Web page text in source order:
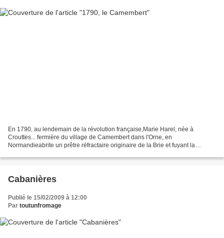
En 1790, au lendemain de la révolution française,Marie Harel, née à
Crouttes... fermière du village de Camembert dans l'Orne, en
Normandieabrite un prêtre réfractaire originaire de la Brie et fuyant la
Cabanières
Publié le 15/02/2009 à 12:00
Par toutunfromage